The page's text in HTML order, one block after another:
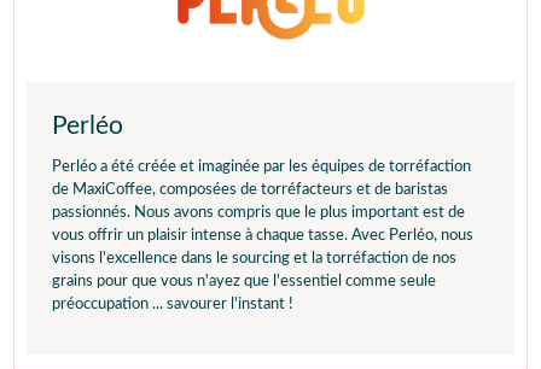
Perléo
Perléo a été créée et imaginée par les équipes de torréfaction
de MaxiCoffee, composées de torréfacteurs et de baristas
passionnés. Nous avons compris que le plus important est de
vous offrir un plaisir intense à chaque tasse. Avec Perléo, nous
visons l'excellence dans le sourcing et la torréfaction de nos
grains pour que vous n'ayez que l'essentiel comme seule
préoccupation ... savourer l'instant !